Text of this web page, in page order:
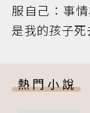
服自己：事
是我的孩子死
熱門小說